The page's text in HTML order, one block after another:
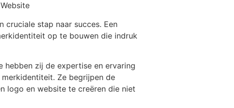
cruciale stap naar succes. Een
op te bouwen die indruk
hebben zij de expertise en ervaring
Ze begrijpen de
logo en website te creëren die niet